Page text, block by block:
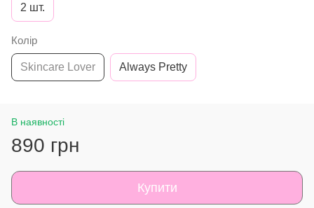
2 шт.
Колір
Skincare Lover Always Pretty
В наявності
890 грн
Купити